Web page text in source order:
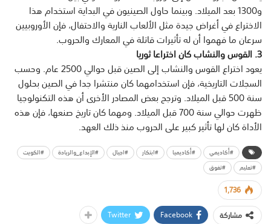
و1300 بعد الميلاد. وبينما حاول الصينيون في البداية استخدام هذا
الاختراع في أغراض جيدة مثل الألعاب النارية والاحتفال، فإن الأوروبيين
سرعان ما فهموا أن له تأثيرات قاتلة في المعارك والحروب.
3. القوس والنشاب كان اختراعا ثوريا
يعود اختراع القوس والنشاب إلى الصين قبل حوالي 2500 عام. وحسب
السجلات التاريخية، فإن استخدامهما كان منتشرا جدا في الصين بحلول
سنة 500 قبل الميلاد. وترجح بعض المصادر الأخرى أن هذه التكنولوجيا
ظهرت حوالي سنة 700 قبل الميلاد. ومهما كان تاريخ صنعها، فإن هذه
الأداة كان لها تأثير كبير على الحروب منذ ذلك العهد.
#أكاديمي #أكاديميا #ابتكار #اجيال #الإبداع_والريادة
#الكويت
#تعليم
#تفوق
1,736
مشاركة
Facebook
Twitter